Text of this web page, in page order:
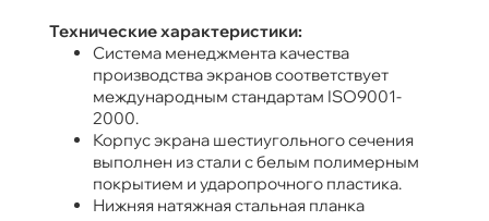
Технические характеристики:
Система менеджмента качества
производства экранов соответствует
международным стандартам ISO9001-
2000.
Корпус экрана шестиугольного сечения
выполнен из стали с белым полимерным
покрытием и ударопрочного пластика.
Нижняя натяжная стальная планка